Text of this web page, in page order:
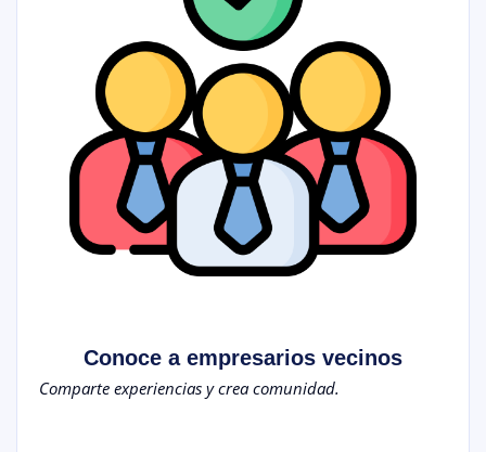
Conoce a empresarios vecinos
Comparte experiencias y crea comunidad.